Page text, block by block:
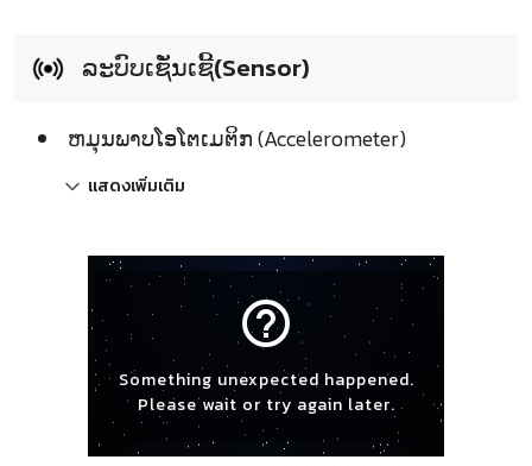
ລະບົບເຊັ່ນເຊີ້(Sensor)
ຫມຸນພາບໂອໂຕເມຕິກ (Accelerometer)
แสดงเพิ่มเติม
help_outline
Something unexpected happened.
Please wait or try again later.